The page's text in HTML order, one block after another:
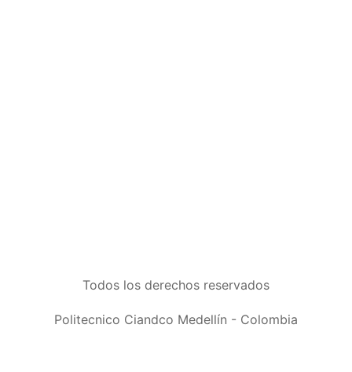
Todos los derechos reservados
Politecnico Ciandco Medellín - Colombia